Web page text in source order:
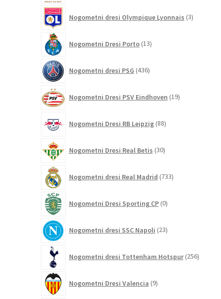
Nogometni dresi Olympique Lyonnais 3izdelki
Nogometni Dresi Porto 13izdelkov
Nogometni dresi PSG 436izdelkov
Nogometni Dresi PSV Eindhoven 19izdelkov
Nogometni Dresi RB Leipzig 88izdelkov
Nogometni Dresi Real Betis 30izdelkov
Nogometni dresi Real Madrid 733izdelkov
Nogometni Dresi Sporting CP 0izdelkov
Nogometni dresi SSC Napoli 23izdelkov
Nogometni dresi Tottenham Hotspur 256
Nogometni Dresi Valencia 9izdelkov